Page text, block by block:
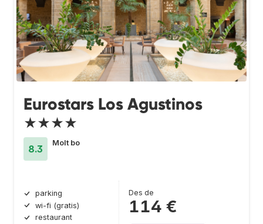
Eurostars Los Agustinos
★★★★
8.3
Molt bo
parking
wi-fi (gratis)
restaurant
Des de
114 €